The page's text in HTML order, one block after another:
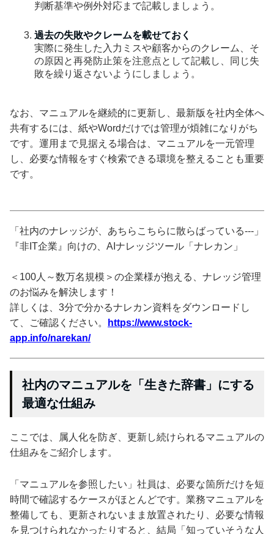
判断基準や例外対応まで記載しましょう。
過去の失敗やクレームを載せておく
実際に発生した入力ミスや顧客からのクレーム、そ
の原因と再発防止策を注意点として記載し、同じ失
敗を繰り返さないようにしましょう。
なお、マニュアルを継続的に更新し、最新版を社内全体へ
共有するには、紙やWordだけでは管理が煩雑になりがち
です。運用まで見据える場合は、マニュアルを一元管理
し、必要な情報をすぐ検索できる環境を整えることも重要
です。
「社内のナレッジが、あちらこちらに散らばっている---」
『非IT企業』向けの、AIナレッジツール「ナレカン」
＜100人～数万名規模＞の企業様が抱える、ナレッジ管理
のお悩みを解決します！
詳しくは、3分で分かるナレカン資料をダウンロードし
て、ご確認ください。
https://www.stock-
app.info/narekan/
社内のマニュアルを「生きた辞書」にする
最適な仕組み
ここでは、属人化を防ぎ、更新し続けられるマニュアルの
仕組みをご紹介します。
「マニュアルを参照したい」社員は、必要な箇所だけを短
時間で確認するケースがほとんどです。業務マニュアルを
整備しても、更新されないまま放置されたり、必要な情報
を見つけられなかったりすると、結局「知っていそうな人